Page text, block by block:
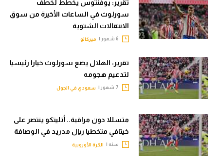
أقسام خاصة
Gamers
ميركاتو
تحقيق في الجول
تقرير في الجول
حكايات في الجول
كويز في الجول
فيديو في الجول
تقرير: يوفنتوس يخطط لخطف
سورلوث في الساعات الأخيرة من سوق
الانتقالات الشتوية
ميركاتو
تقرير: الهلال يضع سورلوث خيارا رئيسيا
لتدعيم هجومه
سعودي في الجول
متسللا دون مراقبة.. أتليتكو ينتصر على
خيتافي متخطيا ريال مدريد في الوصافة
سنه | الكرة الأوروبية